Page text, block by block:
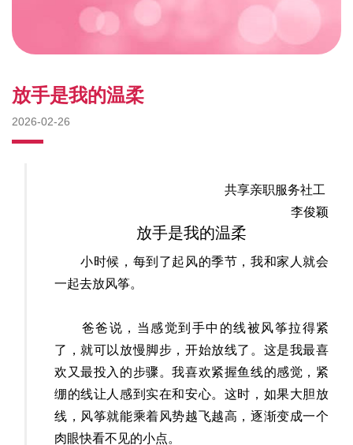
放手是我的温柔
2026-02-26
共享亲职服务社工
李俊颖
放手是我的温柔
小时候，每到了起风的季节，我和家人就会
一起去放风筝。
爸爸说，当感觉到手中的线被风筝拉得紧
了，就可以放慢脚步，开始放线了。这是我最喜
欢又最投入的步骤。我喜欢紧握鱼线的感觉，紧
绷的线让人感到实在和安心。这时，如果大胆放
线，风筝就能乘着风势越飞越高，逐渐变成一个
肉眼快看不见的小点。